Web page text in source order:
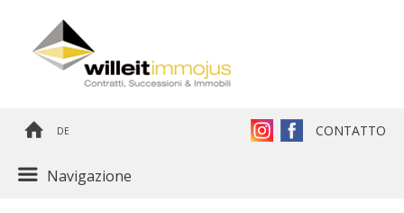
DE CONTATTO
Navigazione